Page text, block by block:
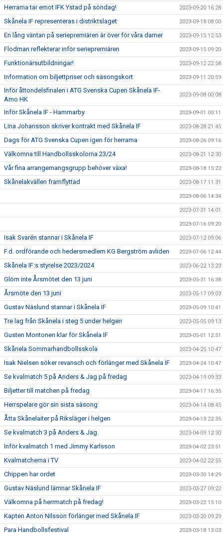
Herrarna tar emot IFK Ystad på söndag! 2023-09-20 16:28
Skånela IF representeras i distriktslaget 2023-09-18 08:00
En lång väntan på seriepremiären är över för våra damer 2023-09-15 12:53
Flodman reflekterar inför seriepremiären 2023-09-15 09:20
Funktionärsutbildningar! 2023-09-12 22:58
Information om biljettpriser och säsongskort 2023-09-11 20:59
Inför åttondelsfinalen i ATG Svenska Cupen Skånela IF-
Amo HK
2023-09-08 00:08
Inför Skånela IF - Hammarby 2023-09-01 00:11
Lina Johansson skriver kontrakt med Skånela IF 2023-08-28 21:45
Dags för ATG Svenska Cupen igen för herrarna 2023-08-26 09:16
Välkomna till Handbollsskolorna 23/24 2023-08-21 12:30
Vår fina arrangemangsgrupp behöver växa! 2023-08-18 15:22
Skånelakvällen framflyttad 2023-08-17 11:31
2023-08-06 14:34
2023-07-31 14:01
2023-07-16 09:20
Isak Svarén stannar i Skånela IF 2023-07-12 09:06
F.d. ordförande och hedersmedlem KG Bergström avliden 2023-07-06 12:44
Skånela IF:s styrelse 2023/2024 2023-06-22 13:23
Glöm inte Årsmötet den 13 juni 2023-05-31 16:38
Årsmöte den 13 juni 2023-05-17 09:03
Gustav Näslund stannar i Skånela IF 2023-05-09 10:41
Tre lag från Skånela i steg 5 under helgen 2023-05-05 09:13
Gusten Montonen klar för Skånela IF 2023-05-01 12:51
Skånela Sommarhandbollsskola 2023-04-25 10:47
Isak Nielsen söker revansch och förlänger med Skånela IF 2023-04-24 10:47
Se kvalmatch 5 på Anders & Jag på fredag 2023-04-19 09:33
Biljetter till matchen på fredag 2023-04-17 16:35
Herrspelare gör sin sista säsong 2023-04-14 08:45
Åtta Skånelaiter på Riksläger i helgen 2023-04-13 22:35
Se kvalmatch 3 på Anders & Jag 2023-04-09 12:30
Inför kvalmatch 1 med Jimmy Karlsson 2023-04-02 23:51
Kvalmatcherna i TV 2023-04-02 22:55
Chippen har ordet 2023-03-30 14:29
Gustav Näslund lämnar Skånela IF 2023-03-27 09:22
Välkomna på herrmatch på fredag! 2023-03-22 15:10
Kapten Anton Nilsson förlänger med Skånela IF 2023-03-20 09:29
Para Handbollsfestival 2023-03-18 13:03